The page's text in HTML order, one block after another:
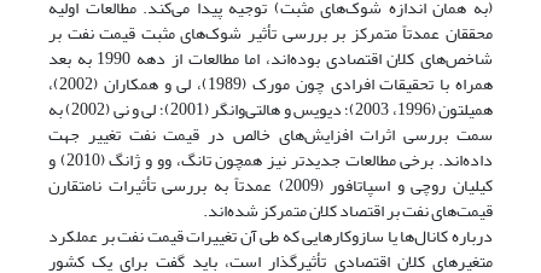
(به همان اندازه شوک‌های مثبت) توجیه پیدا می‌کند. مطالعات اولیه
محققان عمدتاً متمرکز بر بررسی تأثیر شوک‌های مثبت قیمت نفت بر
شاخص‌های کلان اقتصادی بوده‌اند، اما مطالعات از دهه 1990 به بعد
همراه با تحقیقات افرادی چون مورک (1989)، لی و همکاران (2002)،
همیلتون (1996، 2003)؛ دیویس و هالتی‌وانگر (2001)؛ لی و نی (2002) به
سمت بررسی اثرات افزایش‌های خالص در قیمت نفت تغییر جهت
داده‌اند. برخی مطالعات جدیدتر نیز همچون تانگ، وو و ژانگ (2010) و
کیلیان روچی و اسپاتافور (2009) عمدتاً به بررسی تأثیرات نامتقارن
قیمت‌های نفت بر اقتصاد کلان متمرکز شده‌اند.
درباره کانال‌ها یا سازوکارهایی که طی آن تغییرات قیمت نفت بر عملکرد
متغیرهای کلان اقتصادی تأثیرگذار است، باید گفت برای یک کشور